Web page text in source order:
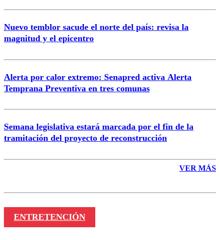
Nuevo temblor sacude el norte del país: revisa la
magnitud y el epicentro
Alerta por calor extremo: Senapred activa Alerta
Temprana Preventiva en tres comunas
Semana legislativa estará marcada por el fin de la
tramitación del proyecto de reconstrucción
VER MÁS
ENTRETENCIÓN